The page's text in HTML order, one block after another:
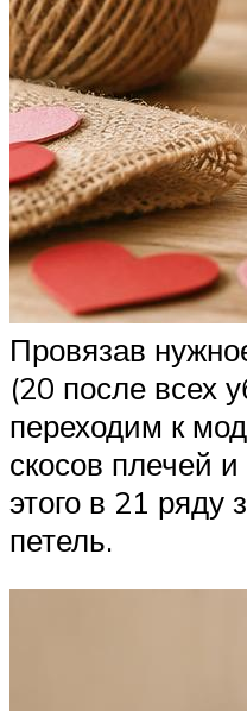
Провязав
(20 после всех
переходим к
скосов плечей
этого в 21 ряду
петель.